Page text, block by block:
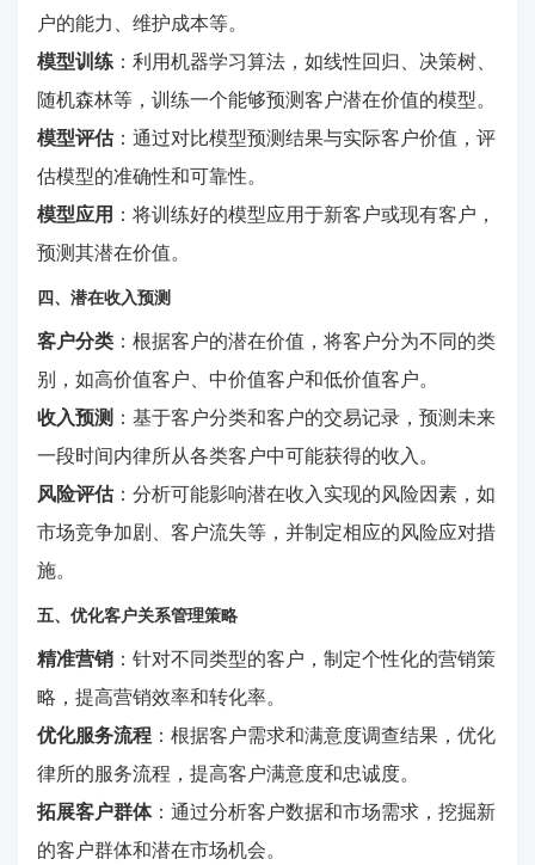
户的能力、维护成本等。
模型训练 ：利用机器学习算法，如线性回归、决策树、
随机森林等，训练一个能够预测客户潜在价值的模型。
模型评估：通过对比模型预测结果与实际客户价值，评
估模型的准确性和可靠性。
模型应用 ：将训练好的模型应用于新客户或现有客户，
预测其潜在价值。
四、潜在收入预测
客户分类 ：根据客户的潜在价值，将客户分为不同的类
别，如高价值客户、中价值客户和低价值客户。
收入预测 ：基于客户分类和客户的交易记录，预测未来
一段时间内律所从各类客户中可能获得的收入。
风险评估：分析可能影响潜在收入实现的风险因素，如
市场竞争加剧、客户流失等，并制定相应的风险应对措
施。
五、优化客户关系管理策略
精准营销 ：针对不同类型的客户，制定个性化的营销策
略，提高营销效率和转化率。
优化服务流程 ：根据客户需求和满意度调查结果，优化
律所的服务流程，提高客户满意度和忠诚度。
拓展客户群体：通过分析客户数据和市场需求，挖掘新
的客户群体和潜在市场机会。